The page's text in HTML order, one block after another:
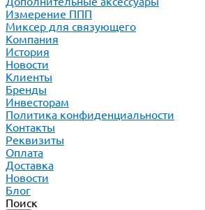
Измерение ППП
Миксер для связующего
Компания
История
Новости
Клиенты
Бренды
Инвесторам
Политика конфиденциальности
Контакты
Реквизиты
Оплата
Доставка
Новости
Блог
Поиск